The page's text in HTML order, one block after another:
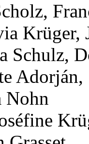
Krüger,
Schulz,
Adorján,
Nohn